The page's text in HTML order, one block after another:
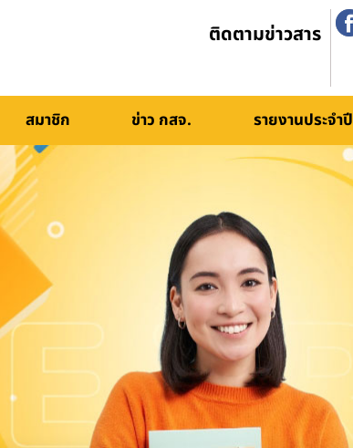
ติดตามข่าวสาร
สมาชิก ข่าว กสจ. รายงานประจำปี